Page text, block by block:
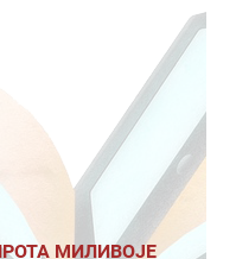
МИЛИВОЈЕ